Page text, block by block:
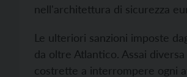
nell'architettura di sicurezza
Le ulteriori sanzioni imposte
da oltre Atlantico. Assai
costrette a interrompere ogni